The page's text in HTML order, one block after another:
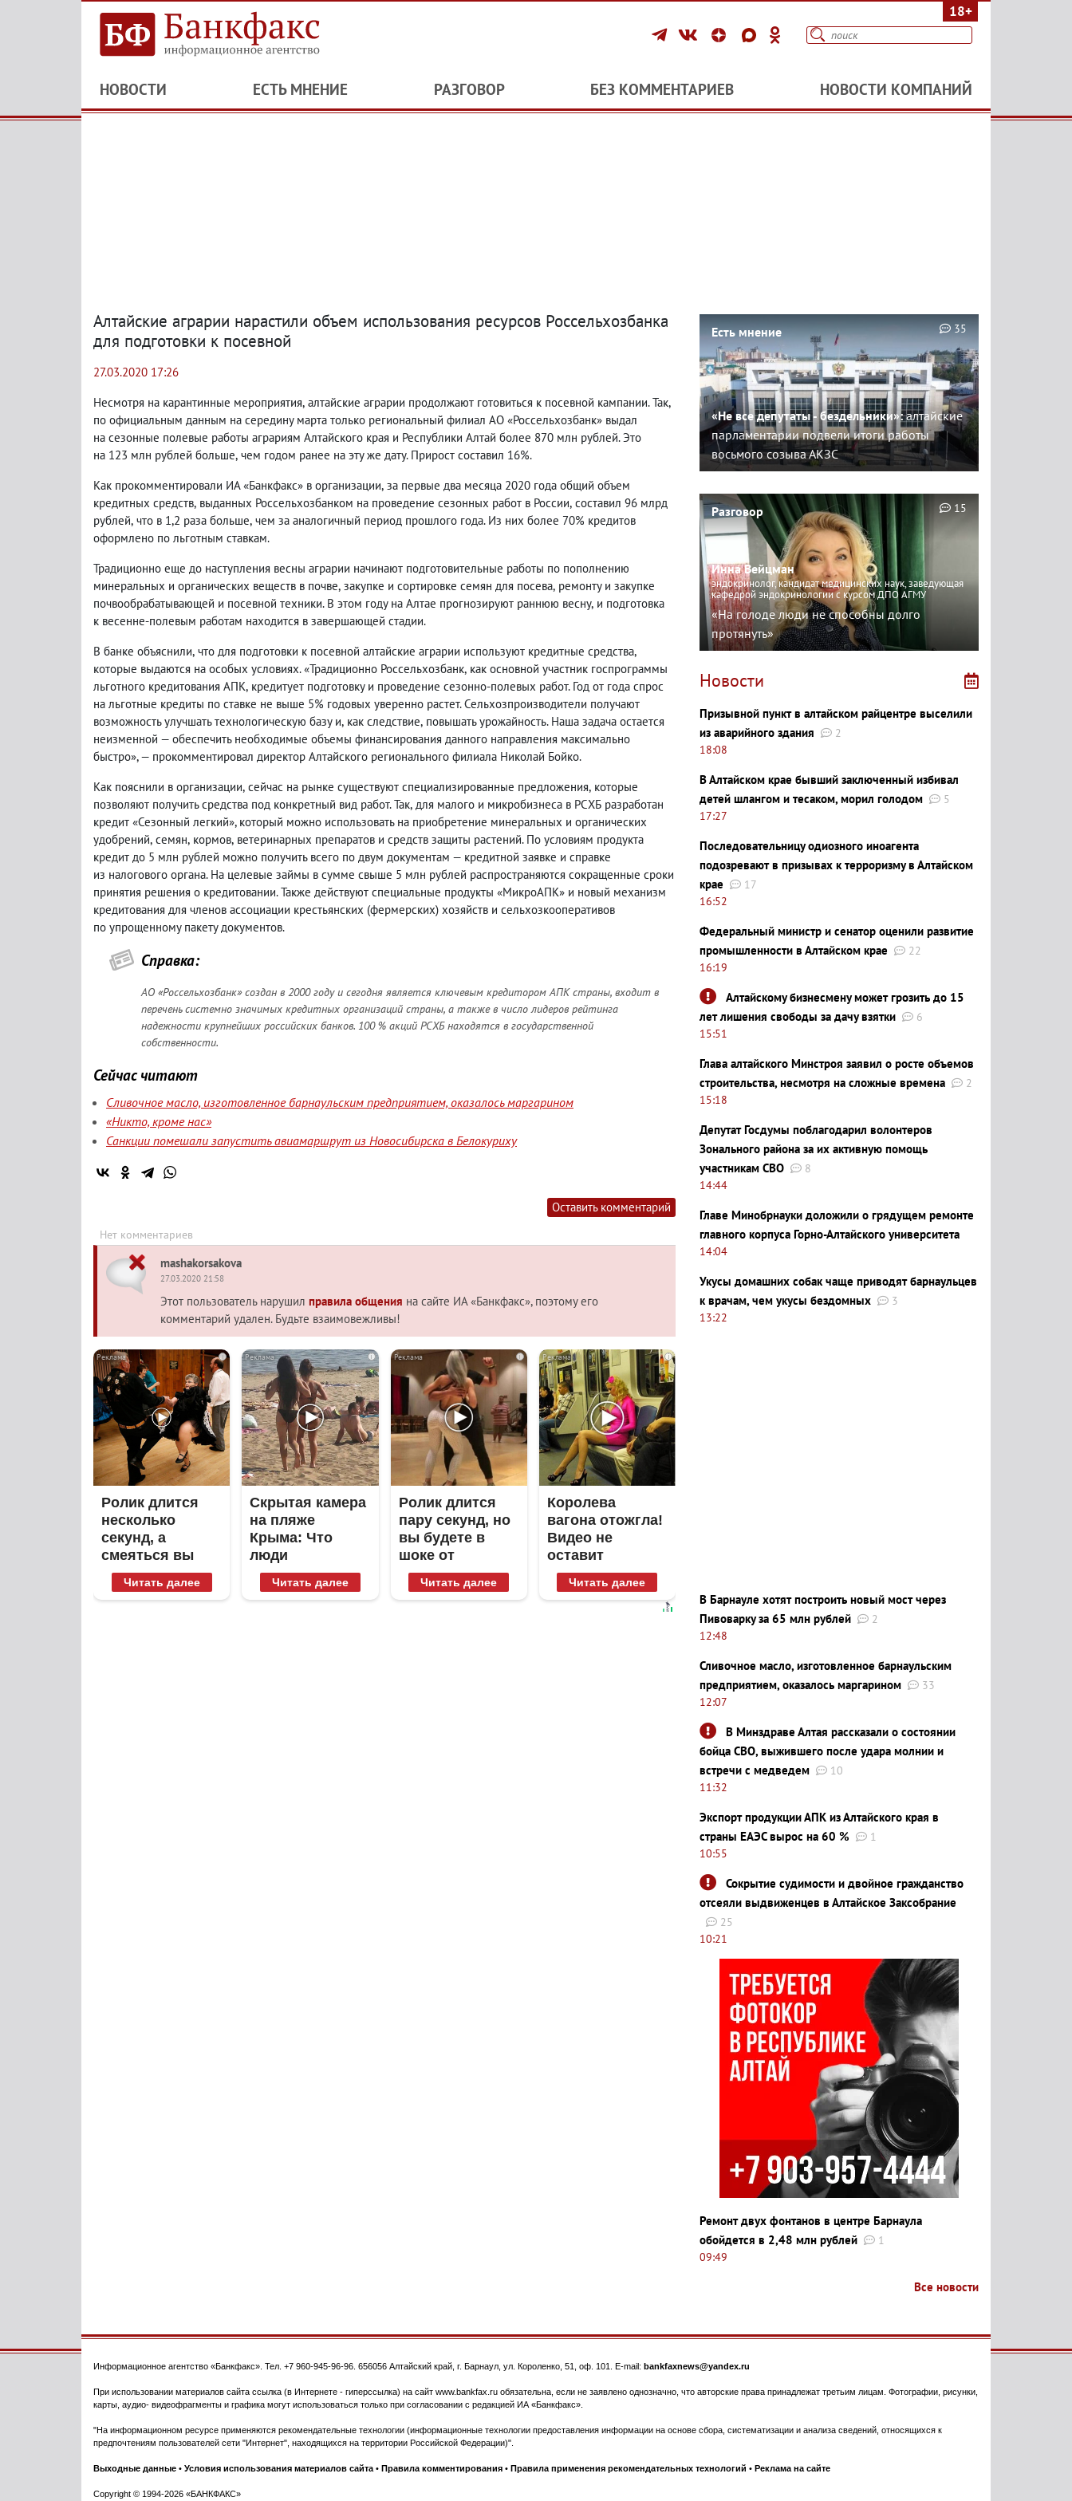
18+
НОВОСТИ ЕСТЬ МНЕНИЕ РАЗГОВОР БЕЗ КОММЕНТАРИЕВ НОВОСТИ КОМПАНИЙ
Алтайские аграрии нарастили объем использования ресурсов Россельхозбанка
для подготовки к посевной
27.03.2020 17:26
Несмотря на карантинные мероприятия, алтайские аграрии продолжают готовиться к посевной кампании. Так,
по официальным данным на середину марта только региональный филиал АО «Россельхозбанк» выдал
на сезонные полевые работы аграриям Алтайского края и Республики Алтай более 870 млн рублей. Это
на 123 млн рублей больше, чем годом ранее на эту же дату. Прирост составил 16%.
Как прокомментировали ИА «Банкфакс» в организации, за первые два месяца 2020 года общий объем
кредитных средств, выданных Россельхозбанком на проведение сезонных работ в России, составил 96 млрд
рублей, что в 1,2 раза больше, чем за аналогичный период прошлого года. Из них более 70% кредитов
оформлено по льготным ставкам.
Традиционно еще до наступления весны аграрии начинают подготовительные работы по пополнению
минеральных и органических веществ в почве, закупке и сортировке семян для посева, ремонту и закупке
почвообрабатывающей и посевной техники. В этом году на Алтае прогнозируют раннюю весну, и подготовка
к весенне-полевым работам находится в завершающей стадии.
В банке объяснили, что для подготовки к посевной алтайские аграрии используют кредитные средства,
которые выдаются на особых условиях. «Традиционно Россельхозбанк, как основной участник госпрограммы
льготного кредитования АПК, кредитует подготовку и проведение сезонно-полевых работ. Год от года спрос
на льготные кредиты по ставке не выше 5% годовых уверенно растет. Сельхозпроизводители получают
возможность улучшать технологическую базу и, как следствие, повышать урожайность. Наша задача остается
неизменной — обеспечить необходимые объемы финансирования данного направления максимально
быстро», — прокомментировал директор Алтайского регионального филиала Николай Бойко.
Как пояснили в организации, сейчас на рынке существуют специализированные предложения, которые
позволяют получить средства под конкретный вид работ. Так, для малого и микробизнеса в РСХБ разработан
кредит «Сезонный легкий», который можно использовать на приобретение минеральных и органических
удобрений, семян, кормов, ветеринарных препаратов и средств защиты растений. По условиям продукта
кредит до 5 млн рублей можно получить всего по двум документам — кредитной заявке и справке
из налогового органа. На целевые займы в сумме свыше 5 млн рублей распространяются сокращенные сроки
принятия решения о кредитовании. Также действуют специальные продукты «МикроАПК» и новый механизм
кредитования для членов ассоциации крестьянских (фермерских) хозяйств и сельхозкооперативов
по упрощенному пакету документов.
Справка:
АО «Россельхозбанк» создан в 2000 году и сегодня является ключевым кредитором АПК страны, входит в
перечень системно значимых кредитных организаций страны, а также в число лидеров рейтинга
надежности крупнейших российских банков. 100 % акций РСХБ находятся в государственной
собственности.
Сейчас читают
Сливочное масло, изготовленное барнаульским предприятием, оказалось маргарином
«Никто, кроме нас»
Санкции помешали запустить авиамаршрут из Новосибирска в Белокуриху
Оставить комментарий
Нет комментариев
mashakorsakova
27.03.2020 21:58
Этот пользователь нарушил правила общения на сайте ИА «Банкфакс», поэтому его
комментарий удален. Будьте взаимовежливы!
i
Ролик длится
несколько
секунд, а
смеяться вы
будете долго
Читать далее
i
Скрытая камера
на пляже
Крыма: Что
люди
вытворяют,
когда их не
Читать далее
i
Ролик длится
пару секунд, но
вы будете в
шоке от
увиденного
Читать далее
i
Королева
вагона отожгла!
Видео не
оставит
равнодушным
Читать далее
Есть мнение
«Не все депутаты - бездельники»:алтайские
парламентарии подвели итоги работы
восьмого созыва АКЗС
35
Разговор
Инна Вейцман
эндокринолог, кандидат медицинских наук, заведующая
кафедрой эндокринологии с курсом ДПО АГМУ
«На голоде люди не способны долго
протянуть»
15
Новости
Призывной пункт в алтайском райцентре выселили
из аварийного здания
2
18:08
В Алтайском крае бывший заключенный избивал
детей шлангом и тесаком, морил голодом
5
17:27
Последовательницу одиозного иноагента
подозревают в призывах к терроризму в Алтайском
крае
17
16:52
Федеральный министр и сенатор оценили развитие
промышленности в Алтайском крае
22
16:19
Алтайскому бизнесмену может грозить до 15
лет лишения свободы за дачу взятки
6
15:51
Глава алтайского Минстроя заявил о росте объемов
строительства, несмотря на сложные времена
2
15:18
Депутат Госдумы поблагодарил волонтеров
Зонального района за их активную помощь
участникам СВО
8
14:44
Главе Минобрнауки доложили о грядущем ремонте
главного корпуса Горно-Алтайского университета
14:04
Укусы домашних собак чаще приводят барнаульцев
к врачам, чем укусы бездомных
3
13:22
В Барнауле хотят построить новый мост через
Пивоварку за 65 млн рублей
2
12:48
Сливочное масло, изготовленное барнаульским
предприятием, оказалось маргарином
33
12:07
В Минздраве Алтая рассказали о состоянии
бойца СВО, выжившего после удара молнии и
встречи с медведем
10
11:32
Экспорт продукции АПК из Алтайского края в
страны ЕАЭС вырос на 60 %
1
10:55
Сокрытие судимости и двойное гражданство
отсеяли выдвиженцев в Алтайское Заксобрание
25
10:21
Ремонт двух фонтанов в центре Барнаула
обойдется в 2,48 млн рублей
1
09:49
Все новости
Информационное агентство «Банкфакс» . Тел. +7 960-945-96-96 656056 Алтайский край, г. Барнаул ул. Короленко, 51, оф. 101 . E-mail: bankfaxnews@yandex.ru
При использовании материалов сайта ссылка (в Интернете - гиперссылка) на сайт www.bankfax.ru обязательна, если не заявлено однозначно, что авторские права принадлежат третьим лицам. Фотографии, рисунки,
карты, аудио- видеофрагменты и графика могут использоваться только при согласовании с редакцией ИА «Банкфакс».
"На информационном ресурсе применяются рекомендательные технологии (информационные технологии предоставления информации на основе сбора, систематизации и анализа сведений, относящихся к
предпочтениям пользователей сети "Интернет", находящихся на территории Российской Федерации)".
Выходные данные • Условия использования материалов сайта • Правила комментирования • Правила применения рекомендательных технологий • Реклама на сайте
Copyright © 1994-2026 «БАНКФАКС»